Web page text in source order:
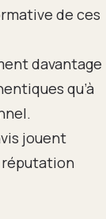
de ces
davantage
qu’à
jouent
réputation